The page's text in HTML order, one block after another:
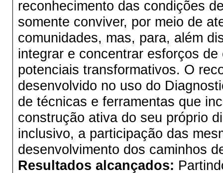
reconhecimento das condições
somente conviver, por meio de
comunidades, mas, para, além
integrar e concentrar esforços
potenciais transformativos. O
desenvolvido no uso do
de técnicas e ferramentas que
construção ativa do seu próprio
inclusivo, a participação das
desenvolvimento dos caminhos
Resultados alcançados: